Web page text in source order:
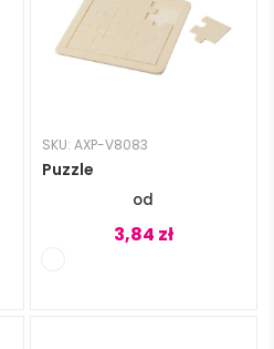
SKU: AXP-V8083
Puzzle
3,84 zł